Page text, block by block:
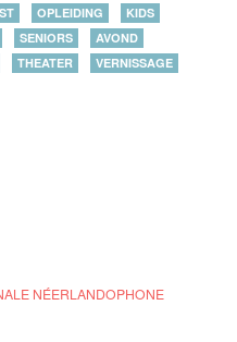
OPLEIDING
KIDS
SENIORS
AVOND
THEATER
VERNISSAGE
NÉERLANDOPHONE